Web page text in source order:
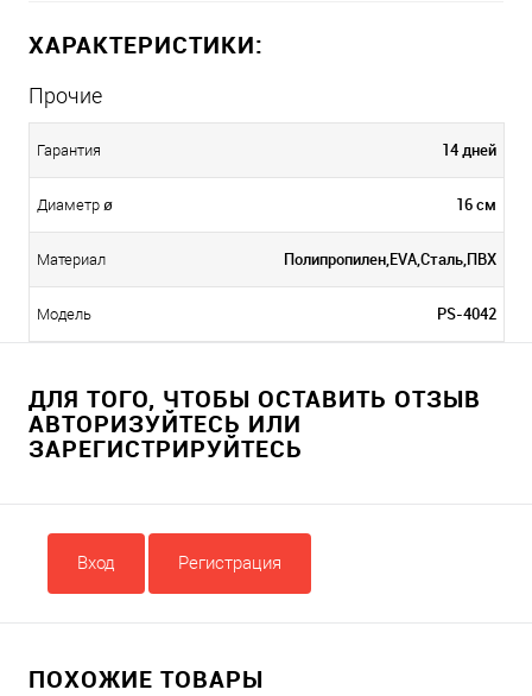
ХАРАКТЕРИСТИКИ:
Прочие
Гарантия 14 дней
Диаметр ø 16 см
Материал Полипропилен,EVA,Сталь,ПВХ
Модель PS-4042
ДЛЯ ТОГО, ЧТОБЫ ОСТАВИТЬ ОТЗЫВ
АВТОРИЗУЙТЕСЬ ИЛИ
ЗАРЕГИСТРИРУЙТЕСЬ
Вход Регистрация
ПОХОЖИЕ ТОВАРЫ